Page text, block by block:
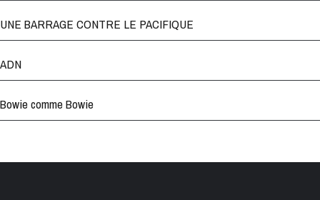
UNE BARRAGE CONTRE LE PACIFIQUE
ADN
Bowie comme Bowie